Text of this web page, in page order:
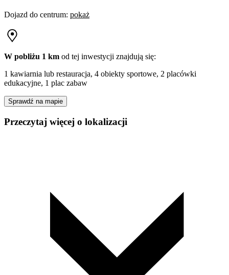
Dojazd do centrum: pokaż
W pobliżu 1 km od tej inwestycji znajdują się:
1 kawiarnia lub restauracja, 4 obiekty sportowe, 2 placówki
edukacyjne, 1 plac zabaw
Sprawdź na mapie
Przeczytaj więcej o lokalizacji